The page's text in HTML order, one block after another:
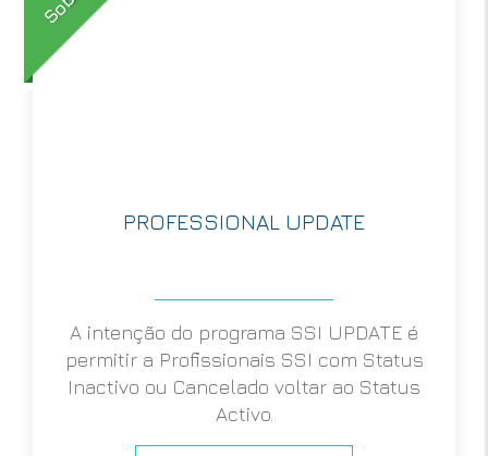
PROFESSIONAL UPDATE
A intenção do programa SSI UPDATE é
permitir a Profissionais SSI com Status
Inactivo ou Cancelado voltar ao Status
Activo.